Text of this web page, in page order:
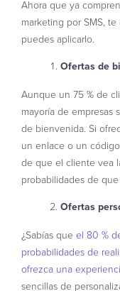
Ahora que ya
marketing por SMS,
puedes aplicarlo.
Ofertas de
Aunque un 75 % de
mayoría de empresas
de bienvenida. Si
un enlace o un
de que el cliente vea
probabilidades de
Ofertas
¿Sabías que el 80 %
probabilidades de
ofrezca una
sencillas de